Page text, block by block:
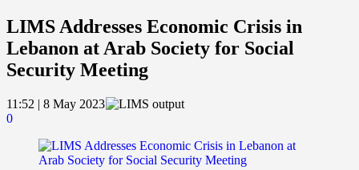
LIMS Addresses Economic Crisis in
Lebanon at Arab Society for Social
Security Meeting
11:52 | 8 May 2023
0